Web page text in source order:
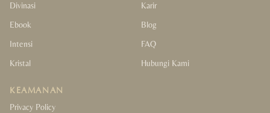
Divinasi
Ebook
Intensi
Kristal
Karir
Blog
FAQ
Hubungi Kami
KEAMANAN
Privacy Policy